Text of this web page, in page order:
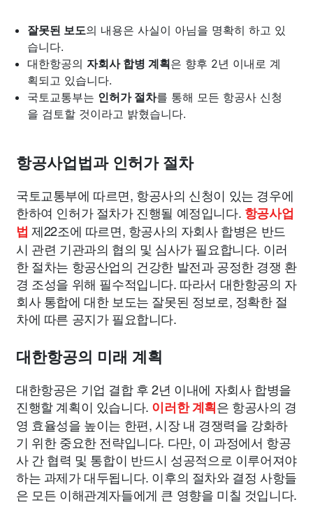
잘못된 보도의 내용은 사실이 아님을 명확히 하고 있
습니다.
대한항공의 자회사 합병 계획은 향후 2년 이내로 계
획되고 있습니다.
국토교통부는 인허가 절차를 통해 모든 항공사 신청
을 검토할 것이라고 밝혔습니다.
항공사업법과 인허가 절차
국토교통부에 따르면, 항공사의 신청이 있는 경우에
한하여 인허가 절차가 진행될 예정입니다. 항공사업
법 제22조에 따르면, 항공사의 자회사 합병은 반드
시 관련 기관과의 협의 및 심사가 필요합니다. 이러
한 절차는 항공산업의 건강한 발전과 공정한 경쟁 환
경 조성을 위해 필수적입니다. 따라서 대한항공의 자
회사 통합에 대한 보도는 잘못된 정보로, 정확한 절
차에 따른 공지가 필요합니다.
대한항공의 미래 계획
대한항공은 기업 결합 후 2년 이내에 자회사 합병을
진행할 계획이 있습니다. 이러한 계획은 항공사의 경
영 효율성을 높이는 한편, 시장 내 경쟁력을 강화하
기 위한 중요한 전략입니다. 다만, 이 과정에서 항공
사 간 협력 및 통합이 반드시 성공적으로 이루어져야
하는 과제가 대두됩니다. 이후의 절차와 결정 사항들
은 모든 이해관계자들에게 큰 영향을 미칠 것입니다.